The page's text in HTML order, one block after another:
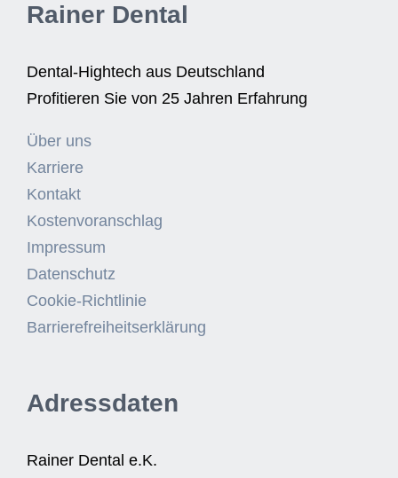
Rainer Dental
Dental-Hightech aus Deutschland
Profitieren Sie von 25 Jahren Erfahrung
Über uns
Karriere
Kontakt
Kostenvoranschlag
Impressum
Datenschutz
Cookie-Richtlinie
Barrierefreiheitserklärung
Adressdaten
Rainer Dental e.K.